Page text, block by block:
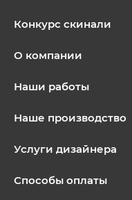
Конкурс скинали
О компании
Наши работы
Наше производство
Услуги дизайнера
Способы оплаты